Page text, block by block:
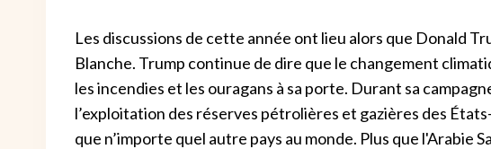
Les discussions de cette année ont lieu alors que Donald
Blanche. Trump continue de dire que le changement
les incendies et les ouragans à sa porte. Durant sa
l’exploitation des réserves pétrolières et gazières des
que n’importe quel autre pays au monde. Plus que l'Arabie